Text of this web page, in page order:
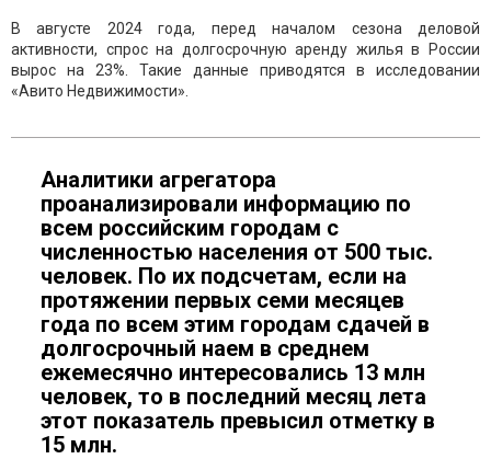
В августе 2024 года, перед началом сезона деловой
активности, спрос на долгосрочную аренду жилья в России
вырос на 23%. Такие данные приводятся в исследовании
«Авито Недвижимости».
Аналитики агрегатора
проанализировали информацию по
всем российским городам с
численностью населения от 500 тыс.
человек. По их подсчетам, если на
протяжении первых семи месяцев
года по всем этим городам сдачей в
долгосрочный наем в среднем
ежемесячно интересовались 13 млн
человек, то в последний месяц лета
этот показатель превысил отметку в
15 млн.